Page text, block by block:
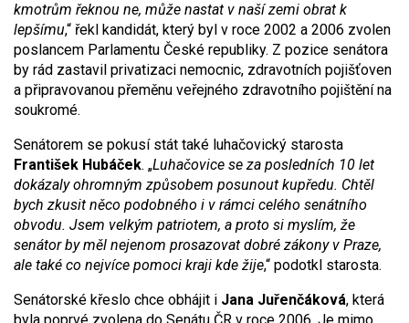
kmotrům řeknou ne, může nastat v naší zemi obrat k
lepšímu,“ řekl kandidát, který byl v roce 2002 a 2006 zvolen
poslancem Parlamentu České republiky. Z pozice senátora
by rád zastavil privatizaci nemocnic, zdravotních pojišťoven
a připravovanou přeměnu veřejného zdravotního pojištění na
soukromé.
Senátorem se pokusí stát také luhačovický starosta
František Hubáček. „Luhačovice se za posledních 10 let
dokázaly ohromným způsobem posunout kupředu. Chtěl
bych zkusit něco podobného i v rámci celého senátního
obvodu. Jsem velkým patriotem, a proto si myslím, že
senátor by měl nejenom prosazovat dobré zákony v Praze,
ale také co nejvíce pomoci kraji kde žije,“ podotkl starosta.
Senátorské křeslo chce obhájit i Jana Juřenčáková, která